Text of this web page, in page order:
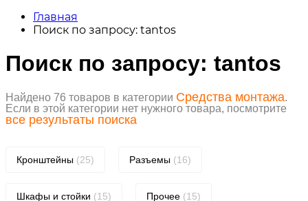
Главная
Поиск по запросу: tantos
Поиск по запросу: tantos
Найдено 76 товаров в категории Средства монтажа.
Если в этой категории нет нужного товара, посмотрите
все результаты поиска
Кронштейны (25) Разъемы (16)
Шкафы и стойки (15) Прочее (15)